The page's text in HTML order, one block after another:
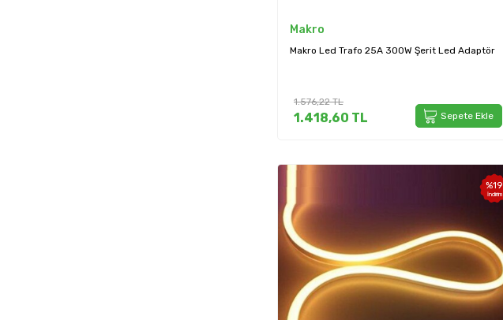
Makro
Makro Led Trafo 25A 300W Şerit Led Adaptör
1.576,22TL
1.418,60 TL Sepete Ekle
%19
İndirim